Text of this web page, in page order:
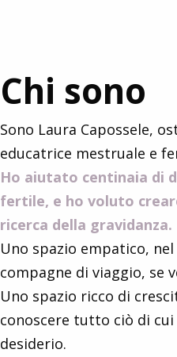
Chi sono
Sono Laura Capossele,
educatrice mestruale e
Ho aiutato centinaia di
fertile, e ho voluto
ricerca della gravidanza.
Uno spazio empatico,
compagne di viaggio, se
Uno spazio ricco di
conoscere tutto ciò di
desiderio.